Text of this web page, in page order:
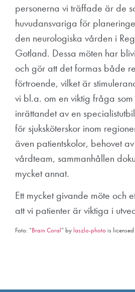
personerna vi träffade är de
huvudansvariga för
den neurologiska vården i
Gotland. Dessa möten har
och gör att det formas både
förtroende, vilket är
vi bl.a. om en viktig fråga
inrättandet av en
för sjuksköterskor inom
även patientskolor, behovet
vårdteam, sammanhållen
mycket annat.
Ett mycket givande möte och
att vi patienter är viktiga i
Foto: ”Brain Coral” by laszlo-photois